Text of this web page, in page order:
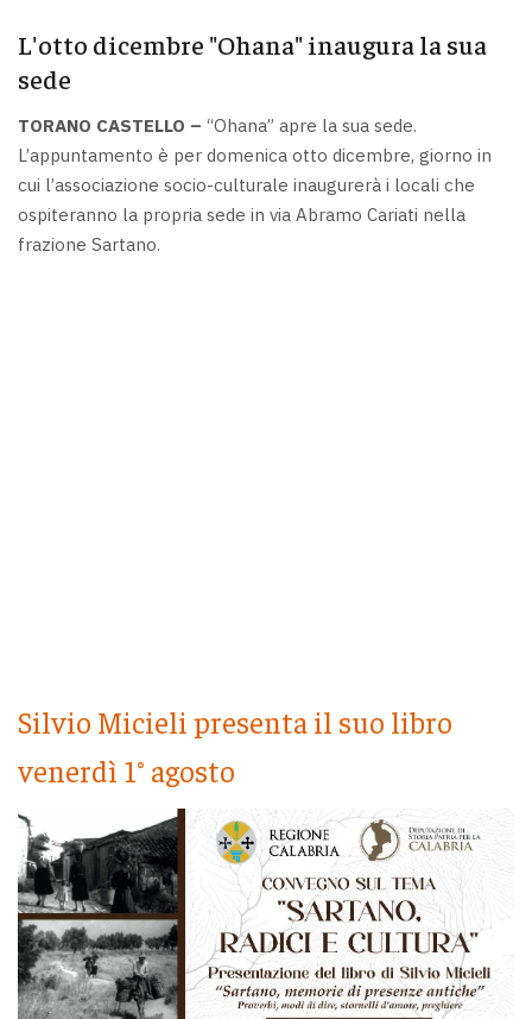
L'otto dicembre "Ohana" inaugura la sua
sede
TORANO CASTELLO – “Ohana” apre la sua sede.
L’appuntamento è per domenica otto dicembre, giorno in
cui l’associazione socio-culturale inaugurerà i locali che
ospiteranno la propria sede in via Abramo Cariati nella
frazione Sartano.
Silvio Micieli presenta il suo libro
venerdì 1° agosto